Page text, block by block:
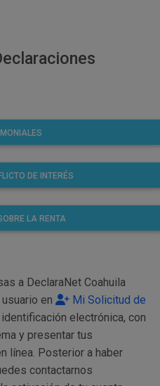
DE INTERÉS
LA RENTA
a DeclaraNet Coahuila
en
Mi Solicitud de
electrónica, con
y presentar tus
línea. Posterior a haber
contactarnos